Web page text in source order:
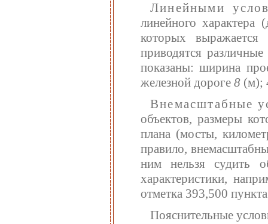
Линейными
линейного характера
которых
приводятся
показаны: ширина
железной дороге 8(м);
Внемасштабные
объектов, размеры
плана (мосты,
правило,
ним нельзя судить
характеристики,
отметка 393,500
Пояснительные